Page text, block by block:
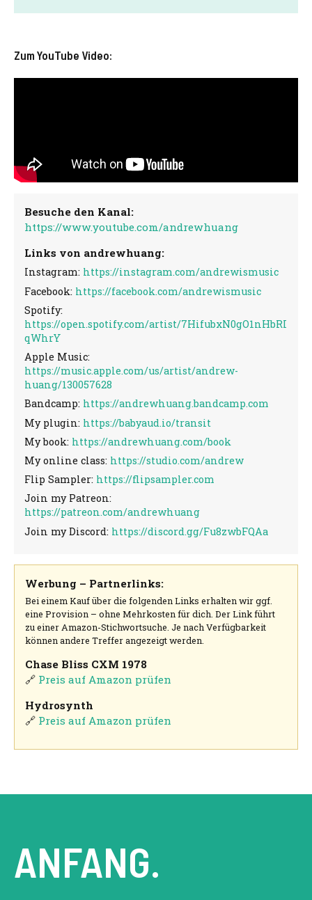
Zum YouTube Video:
Besuche den Kanal:
https://www.youtube.com/andrewhuang
Links von andrewhuang:
Instagram: https://instagram.com/andrewismusic
Facebook: https://facebook.com/andrewismusic
Spotify:
https://open.spotify.com/artist/7HifubxN0gO1nHbRI
qWhrY
Apple Music:
https://music.apple.com/us/artist/andrew-
huang/130057628
Bandcamp: https://andrewhuang.bandcamp.com
My plugin: https://babyaud.io/transit
My book: https://andrewhuang.com/book
My online class: https://studio.com/andrew
Flip Sampler: https://flipsampler.com
Join my Patreon:
https://patreon.com/andrewhuang
Join my Discord: https://discord.gg/Fu8zwbFQAa
Werbung – Partnerlinks:
Bei einem Kauf über die folgenden Links erhalten wir ggf.
eine Provision – ohne Mehrkosten für dich. Der Link führt
zu einer Amazon-Stichwortsuche. Je nach Verfügbarkeit
können andere Treffer angezeigt werden.
Chase Bliss CXM 1978
🔗 Preis auf Amazon prüfen
Hydrosynth
🔗 Preis auf Amazon prüfen
ANFANG.